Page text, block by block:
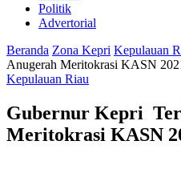
Politik
Advertorial
Beranda Zona Kepri Kepulauan
Anugerah Meritokrasi KASN
Kepulauan Riau
Gubernur Kepri
Meritokrasi KASN